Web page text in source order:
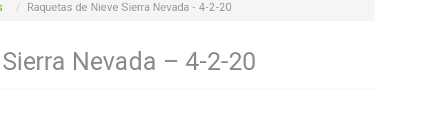
Raquetas de Nieve Sierra Nevada - 4-2-20
Nevada – 4-2-20